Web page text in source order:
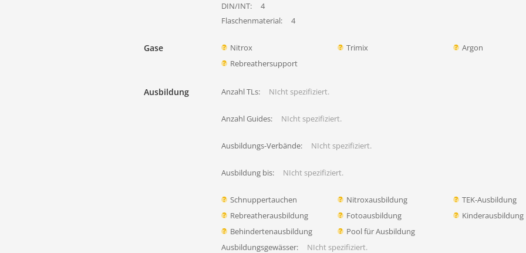
DIN/INT:
4
Flaschenmaterial:
4
Gase Nitrox Trimix
Argon
Rebreathersupport
Ausbildung Anzahl TLs: NIcht spezifiziert.
Anzahl Guides: NIcht spezifiziert.
Ausbildungs-Verbände: NIcht spezifiziert.
Ausbildung bis: NIcht spezifiziert.
Schnuppertauchen Nitroxausbildung
TEK-Ausbildung
Rebreatherausbildung
Fotoausbildung
Kinderausbildung
Behindertenausbildung
Pool für Ausbildung
Ausbildungsgewässer:
NIcht spezifiziert.